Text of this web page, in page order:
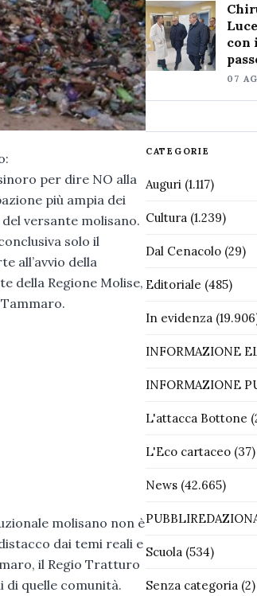
per dire NO alla
più ampia dei
versante molisano.
solo il
all’avvio della
della Regione Molise,
molisano non è
dai temi reali e
il Regio Tratturo
di quelle comunità.
con
07
CATEGORIE
Auguri(1.117)
Cultura(1.239)
Dal Cenacolo(29)
Editoriale (485)
In evidenza
INFORMAZIONE
INFORMAZIONE
L'attacca Bottone
L'Eco cartaceo(37)
News(42.665)
Scuola(534)
Senza categoria(2)